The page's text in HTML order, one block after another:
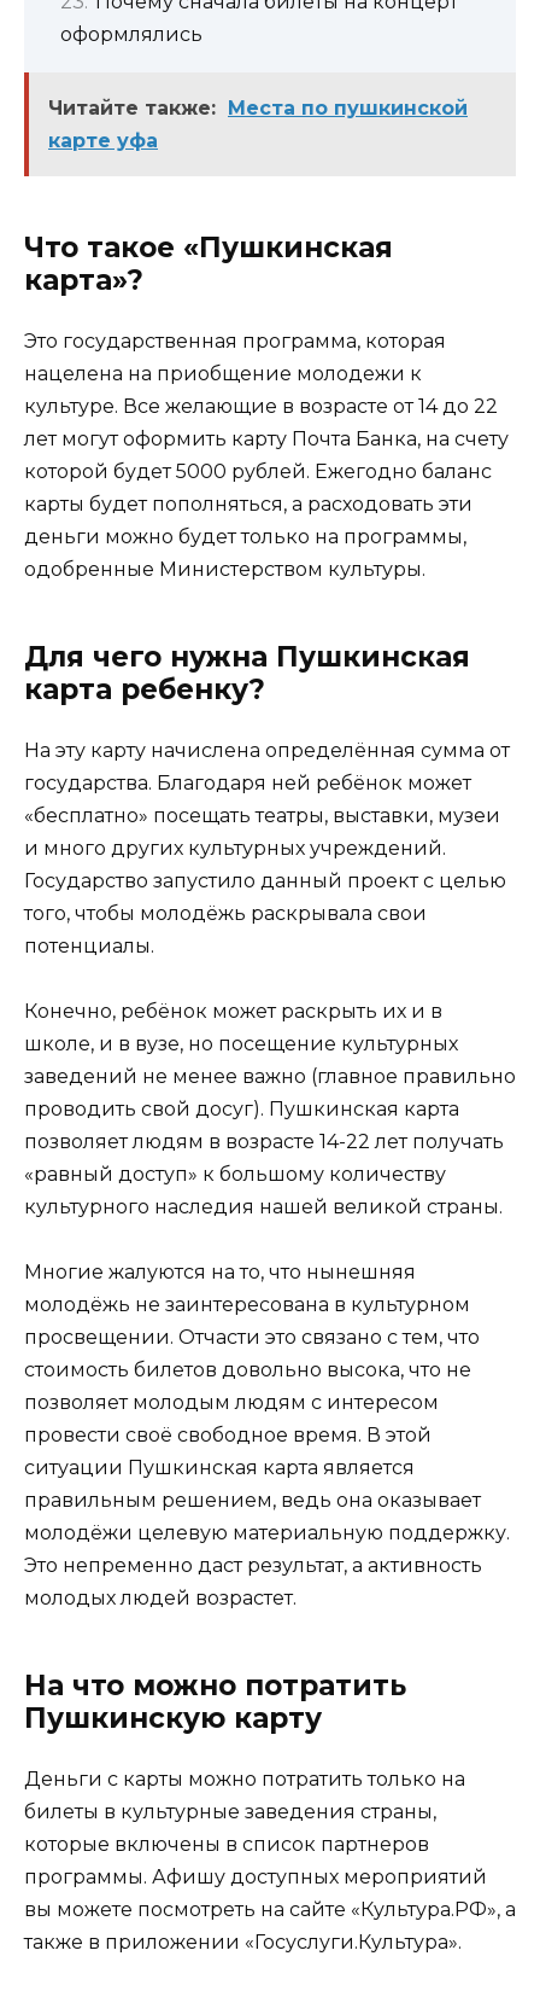
оформлялись
Читайте также: Места по пушкинской
карте уфа
Что такое «Пушкинская
карта»?
Это государственная программа, которая
нацелена на приобщение молодежи к
культуре. Все желающие в возрасте от 14 до 22
лет могут оформить карту Почта Банка, на счету
которой будет 5000 рублей. Ежегодно баланс
карты будет пополняться, а расходовать эти
деньги можно будет только на программы,
одобренные Министерством культуры.
Для чего нужна Пушкинская
карта ребенку?
На эту карту начислена определённая сумма от
государства. Благодаря ней ребёнок может
«бесплатно» посещать театры, выставки, музеи
и много других культурных учреждений.
Государство запустило данный проект с целью
того, чтобы молодёжь раскрывала свои
потенциалы.
Конечно, ребёнок может раскрыть их и в
школе, и в вузе, но посещение культурных
заведений не менее важно (главное правильно
проводить свой досуг). Пушкинская карта
позволяет людям в возрасте 14-22 лет получать
«равный доступ» к большому количеству
культурного наследия нашей великой страны.
Многие жалуются на то, что нынешняя
молодёжь не заинтересована в культурном
просвещении. Отчасти это связано с тем, что
стоимость билетов довольно высока, что не
позволяет молодым людям с интересом
провести своё свободное время. В этой
ситуации Пушкинская карта является
правильным решением, ведь она оказывает
молодёжи целевую материальную поддержку.
Это непременно даст результат, а активность
молодых людей возрастет.
На что можно потратить
Пушкинскую карту
Деньги с карты можно потратить только на
билеты в культурные заведения страны,
которые включены в список партнеров
программы. Афишу доступных мероприятий
вы можете посмотреть на сайте «Культура.РФ», а
также в приложении «Госуслуги.Культура».